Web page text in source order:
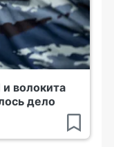
волокита
дело